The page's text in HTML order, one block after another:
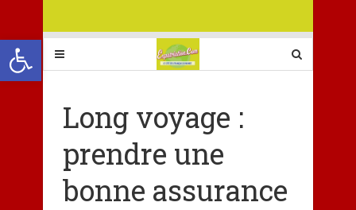
Ouvrir la barre d’outils
Long voyage :
prendre une
bonne assurance